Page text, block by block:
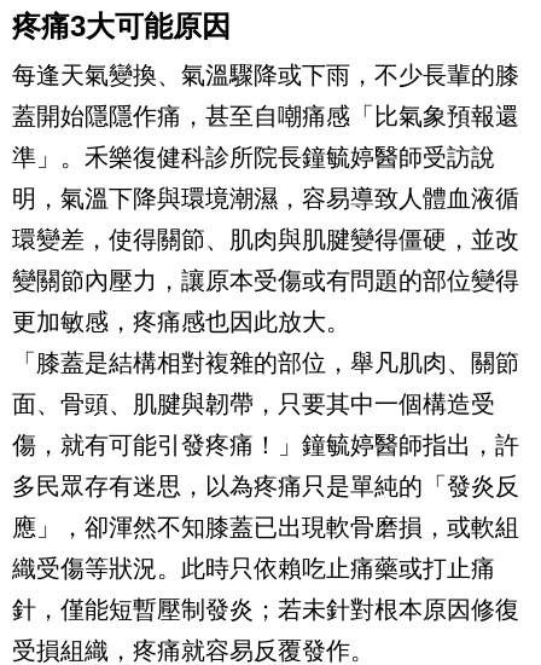
疼痛3大可能原因
每逢天氣變換、氣溫驟降或下雨，不少長輩的膝
蓋開始隱隱作痛，甚至自嘲痛感「比氣象預報還
準」。禾樂復健科診所院長鐘毓婷醫師受訪說
明，氣溫下降與環境潮濕，容易導致人體血液循
環變差，使得關節、肌肉與肌腱變得僵硬，並改
變關節內壓力，讓原本受傷或有問題的部位變得
更加敏感，疼痛感也因此放大。
「膝蓋是結構相對複雜的部位，舉凡肌肉、關節
面、骨頭、肌腱與韌帶，只要其中一個構造受
傷，就有可能引發疼痛！」鐘毓婷醫師指出，許
多民眾存有迷思，以為疼痛只是單純的「發炎反
應」，卻渾然不知膝蓋已出現軟骨磨損，或軟組
織受傷等狀況。此時只依賴吃止痛藥或打止痛
針，僅能短暫壓制發炎；若未針對根本原因修復
受損組織，疼痛就容易反覆發作。